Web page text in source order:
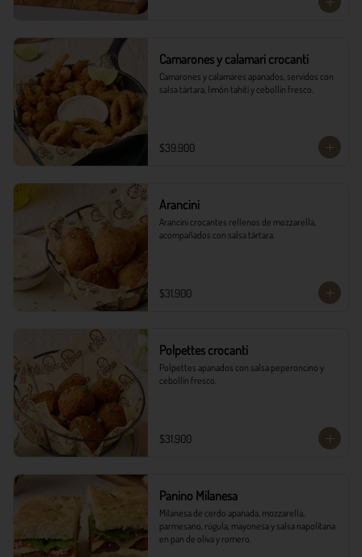
Camarones y calamari crocanti
Camarones y calamares apanados, servidos con
salsa tártara, limón tahití y cebollín fresco.
$39.900
Arancini
Arancini crocantes rellenos de mozzarella,
acompañados con salsa tártara.
$31.900
Polpettes crocanti
Polpettes apanados con salsa peperoncino y
cebollín fresco.
$31.900
Panino Milanesa
Milanesa de cerdo apanada, mozzarella,
parmesano, rúgula, mayonesa y salsa napolitana
en pan de oliva y romero.